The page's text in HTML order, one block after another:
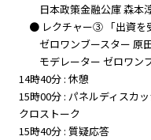
日本政策金融公庫 森本
● レクチャー③ 「出資を
ゼロワンブースター 原
モデレーター ゼロワン
14時40分 : 休憩
15時00分 : パネルディスカ
クロストーク
15時40分 : 質疑応答